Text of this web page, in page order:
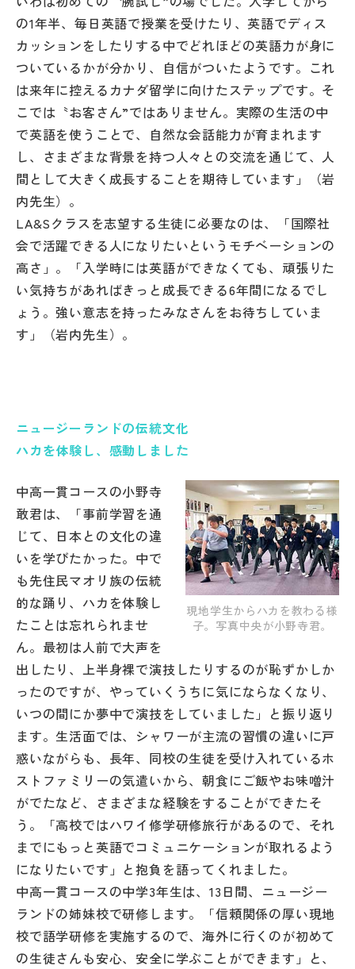
の1年半、毎日英語で授業を受けたり、英語でディス
カッションをしたりする中でどれほどの英語力が身に
ついているかが分かり、自信がついたようです。これ
は来年に控えるカナダ留学に向けたステップです。そ
こでは〝お客さん”ではありません。実際の生活の中
で英語を使うことで、自然な会話能力が育まれます
し、さまざまな背景を持つ人々との交流を通じて、人
間として大きく成長することを期待しています」（岩
内先生）。
LA&Sクラスを志望する生徒に必要なのは、「国際社
会で活躍できる人になりたいというモチベーションの
高さ」。「入学時には英語ができなくても、頑張りた
い気持ちがあればきっと成長できる6年間になるでし
ょう。強い意志を持ったみなさんをお待ちしていま
す」（岩内先生）。
ニュージーランドの伝統文化
ハカを体験し、感動しました
現地学生からハカを教わる様
子。写真中央が小野寺君。
中高一貫コースの小野寺
敢君は、「事前学習を通
じて、日本との文化の違
いを学びたかった。中で
も先住民マオリ族の伝統
的な踊り、ハカを体験し
たことは忘れられませ
ん。最初は人前で大声を
出したり、上半身裸で演技したりするのが恥ずかしか
ったのですが、やっていくうちに気にならなくなり、
いつの間にか夢中で演技をしていました」と振り返り
ます。生活面では、シャワーが主流の習慣の違いに戸
惑いながらも、長年、同校の生徒を受け入れているホ
ストファミリーの気遣いから、朝食にご飯やお味噌汁
がでたなど、さまざまな経験をすることができたそ
う。「高校ではハワイ修学研修旅行があるので、それ
までにもっと英語でコミュニケーションが取れるよう
になりたいです」と抱負を語ってくれました。
中高一貫コースの中学3年生は、13日間、ニュージー
ランドの姉妹校で研修します。「信頼関係の厚い現地
校で語学研修を実施するので、海外に行くのが初めて
の生徒さんも安心、安全に学ぶことができます」と、